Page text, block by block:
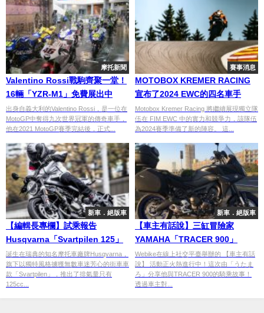
摩托新聞
Valentino Rossi戰駒齊聚一堂！
16輛「YZR-M1」免費展出中
出身自義大利的Valentino Rossi，是一位在
MotoGP中奪得九次世界冠軍的傳奇車手，
他在2021 MotoGP賽季完結後，正式...
賽事消息
MOTOBOX KREMER RACING
宣布了2024 EWC的四名車手
Motobox Kremer Racing 將繼續展現獨立隊
伍在 FIM EWC 中的實力和競爭力，該隊伍
為2024賽季準備了新的陣容。 這...
新車．絕版車
【編輯長專欄】試乘報告
Husqvarna「Svartpilen 125」
誕生在瑞典的知名摩托車廠牌Husqvarna，
旗下以獨特風格擄獲無數車迷芳心的街車車
款「Svartpilen」，推出了排氣量只有
125cc...
新車．絕版車
【車主有話說】三缸冒險家
YAMAHA「TRACER 900」
Webike在線上社交平臺舉辦的 【車主有話
說】 活動正火熱進行中！這次由「うたま
ろ」分享他與TRACER 900的騎乘故事！
透過車主對...